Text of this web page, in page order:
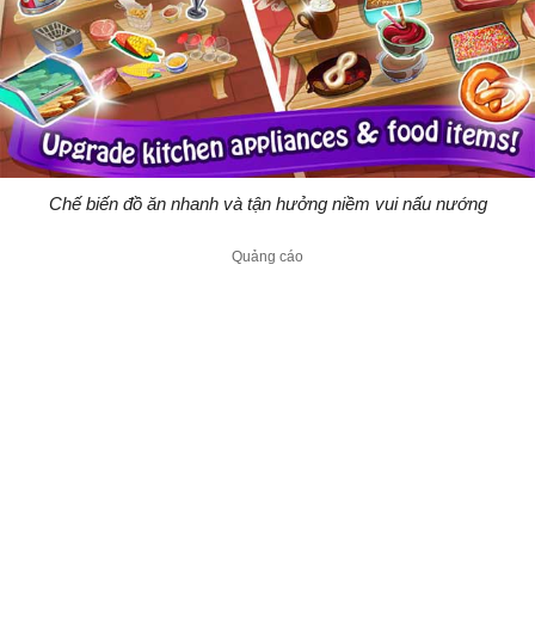
Chế biến đồ ăn nhanh và tận hưởng niềm vui nấu nướng